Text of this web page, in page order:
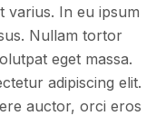
varius. In eu ipsum
Nullam tortor
eget massa.
adipiscing elit.
auctor, orci eros